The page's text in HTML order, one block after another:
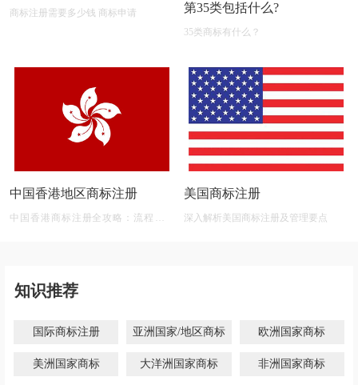
商标注册需要多少钱 商标申请
第35类包括什么?
35类商标有什么？
中国香港地区商标注册
中国香港商标注册全攻略：流程、材
美国商标注册
深入解析美国商标注册及管理要点
知识推荐
国际商标注册 亚洲国家/地区商标 欧洲国家商标
美洲国家商标 大洋洲国家商标 非洲国家商标